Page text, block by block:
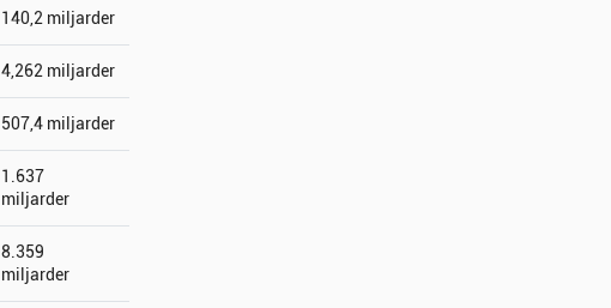
140,2 miljarder
4,262 miljarder
507,4 miljarder
1.637
miljarder
8.359
miljarder